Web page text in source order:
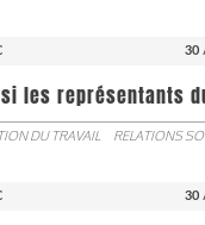
30
les représentants
DU TRAVAIL RELATIONS
30